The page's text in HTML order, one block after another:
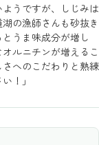
うですが、しじみは
の漁師さんも砂抜き
うま味成分が増し
ルニチンが増えるこ
へのこだわりと熟練
！」